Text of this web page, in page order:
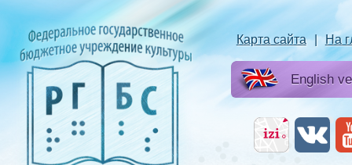
Карта сайта | На
English